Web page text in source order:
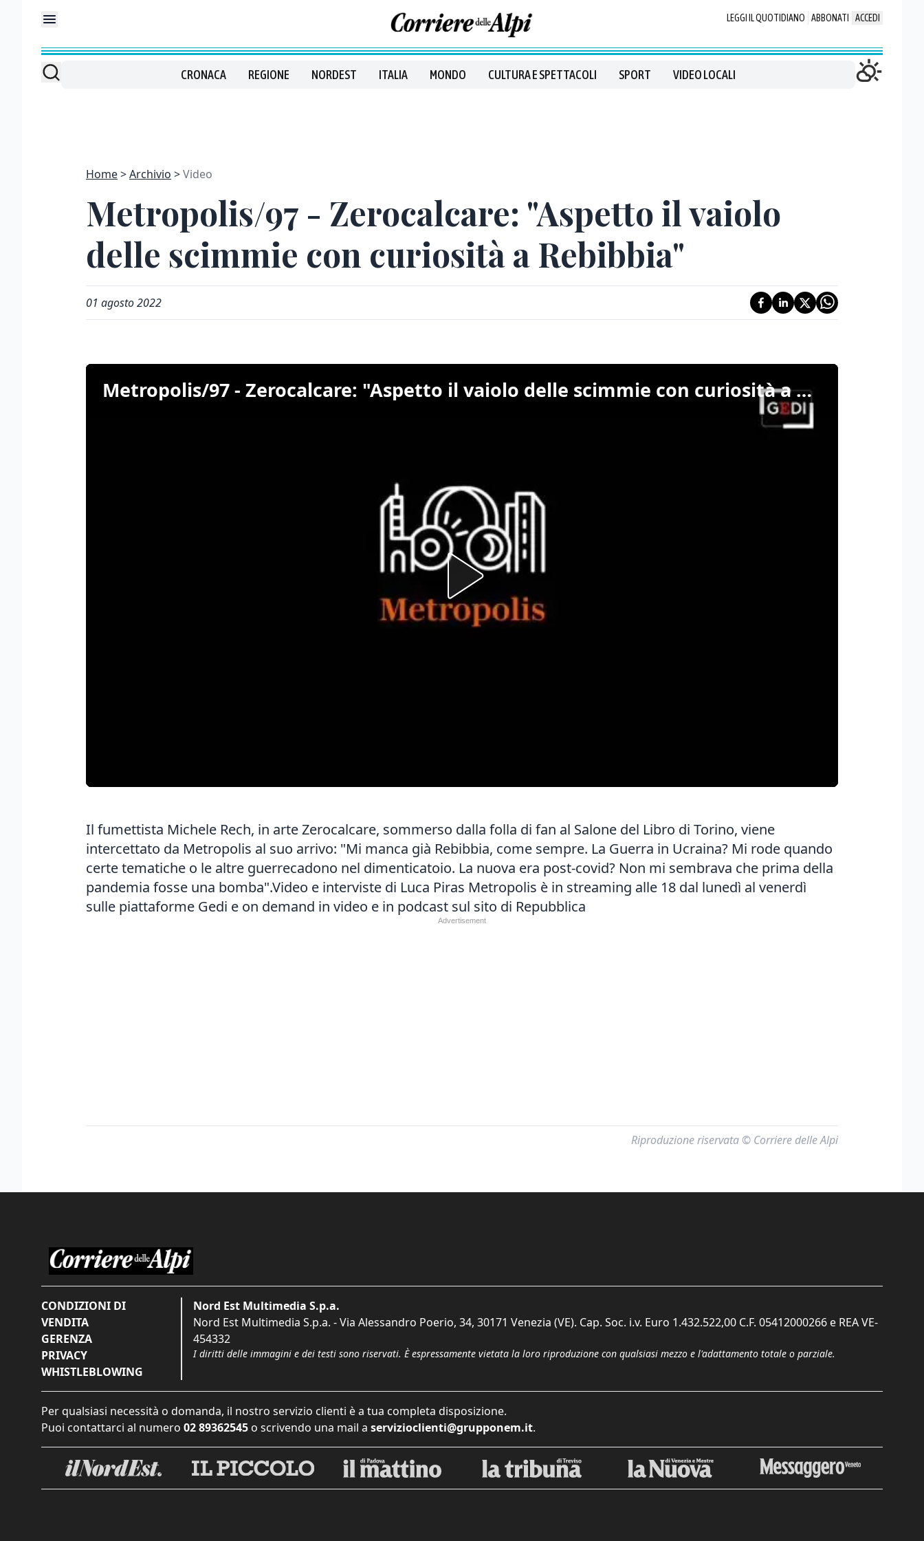
LEGGI IL QUOTIDIANO ABBONATI ACCEDI
CRONACA REGIONE NORDEST ITALIA MONDO CULTURA E SPETTACOLI SPORT VIDEO LOCALI
Home Archivio Video
Metropolis/97 - Zerocalcare: "Aspetto il vaiolo
delle scimmie con curiosità a Rebibbia"
01 agosto 2022
Metropolis/97 - Zerocalcare: "Aspetto il vaiolo delle scimmie con curiosità a Rebibbia"
Il fumettista Michele Rech, in arte Zerocalcare, sommerso dalla folla di fan al Salone del Libro di Torino, viene
intercettato da Metropolis al suo arrivo: "Mi manca già Rebibbia, come sempre. La Guerra in Ucraina? Mi rode quando
certe tematiche o le altre guerrecadono nel dimenticatoio. La nuova era post-covid? Non mi sembrava che prima della
pandemia fosse una bomba".Video e interviste di Luca Piras Metropolis è in streaming alle 18 dal lunedì al venerdì
sulle piattaforme Gedi e on demand in video e in podcast sul sito di Repubblica
Riproduzione riservata © Corriere delle Alpi
CONDIZIONI DI
VENDITA
GERENZA
PRIVACY
WHISTLEBLOWING
Nord Est Multimedia S.p.a.
Nord Est Multimedia S.p.a. - Via Alessandro Poerio, 34, 30171 Venezia (VE). Cap. Soc. i.v. Euro 1.432.522,00 C.F. 05412000266 e REA VE-
454332
I diritti delle immagini e dei testi sono riservati. È espressamente vietata la loro riproduzione con qualsiasi mezzo e l'adattamento totale o parziale.
Per qualsiasi necessità o domanda, il nostro servizio clienti è a tua completa disposizione.
Puoi contattarci al numero 02 89362545 o scrivendo una mail a servizioclienti@grupponem.it.